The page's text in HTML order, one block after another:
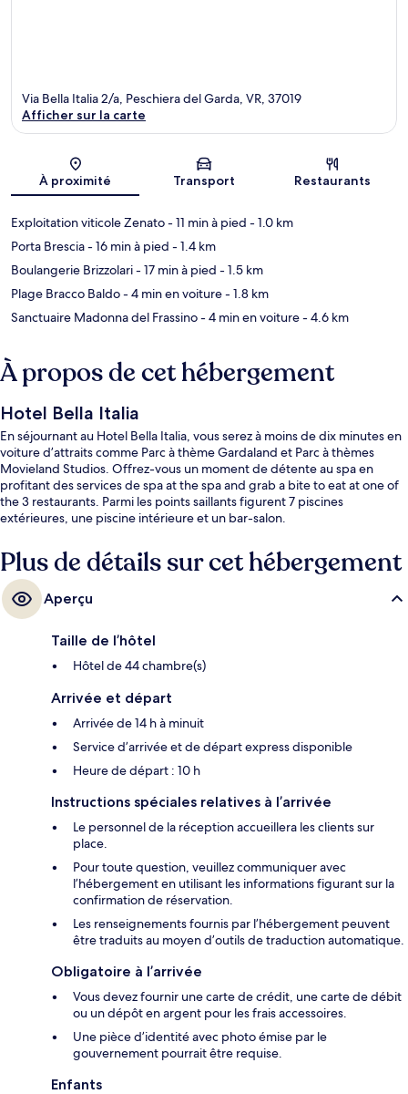
Carte
Via Bella Italia 2/a, Peschiera del Garda, VR, 37019
Afficher sur la carte
À proximité Transport Restaurants
Exploitation viticole Zenato- 11 min à pied - 1.0 km
Porta Brescia- 16 min à pied - 1.4 km
Boulangerie Brizzolari- 17 min à pied - 1.5 km
Plage Bracco Baldo- 4 min en voiture- 1.8 km
Sanctuaire Madonna del Frassino- 4 min en voiture- 4.6 km
À propos de cet hébergement
Hotel Bella Italia
En séjournant au Hotel Bella Italia, vous serez à moins de dix minutes en
voiture d’attraits comme Parc à thème Gardaland et Parc à thèmes
Movieland Studios. Offrez-vous un moment de détente au spa en
profitant des services de spa at the spa and grab a bite to eat at one of
the 3 restaurants. Parmi les points saillants figurent 7 piscines
extérieures, une piscine intérieure et un bar-salon.
Plus de détails sur cet hébergement
Aperçu
Taille de l’hôtel
Hôtel de 44 chambre(s)
Arrivée et départ
Arrivée de 14 h à minuit
Service d’arrivée et de départ express disponible
Heure de départ : 10 h
Instructions spéciales relatives à l’arrivée
Le personnel de la réception accueillera les clients sur
place.
Pour toute question, veuillez communiquer avec
l’hébergement en utilisant les informations figurant sur la
confirmation de réservation.
Les renseignements fournis par l’hébergement peuvent
être traduits au moyen d’outils de traduction automatique.
Obligatoire à l’arrivée
Vous devez fournir une carte de crédit, une carte de débit
ou un dépôt en argent pour les frais accessoires.
Une pièce d’identité avec photo émise par le
gouvernement pourrait être requise.
Enfants